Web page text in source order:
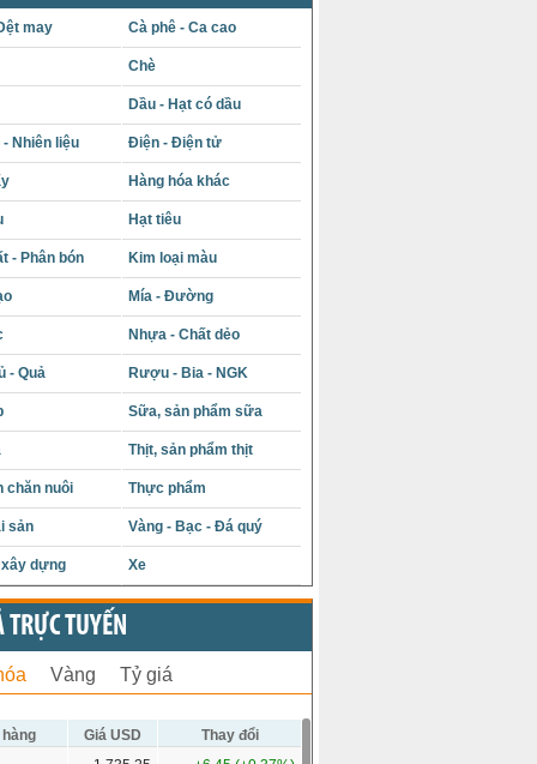
may Cà phê - Ca cao
Chè
Dầu - Hạt có dầu
- Nhiên liệu Điện - Điện tử
Hàng hóa khác
Hạt tiêu
- Phân bón Kim loại màu
Mía - Đường
Nhựa - Chất dẻo
- Quả Rượu - Bia - NGK
Sữa, sản phẩm sữa
Thịt, sản phẩm thịt
chăn nuôi Thực phẩm
sản Vàng - Bạc - Đá quý
dựng Xe
TRỰC TUYẾN
Vàng Tỷ giá
Giá USD
Thay đổi